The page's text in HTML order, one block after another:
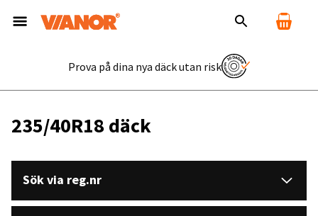
Prova på dina nya däck utan risk
235/40R18 däck
Sök via reg.nr